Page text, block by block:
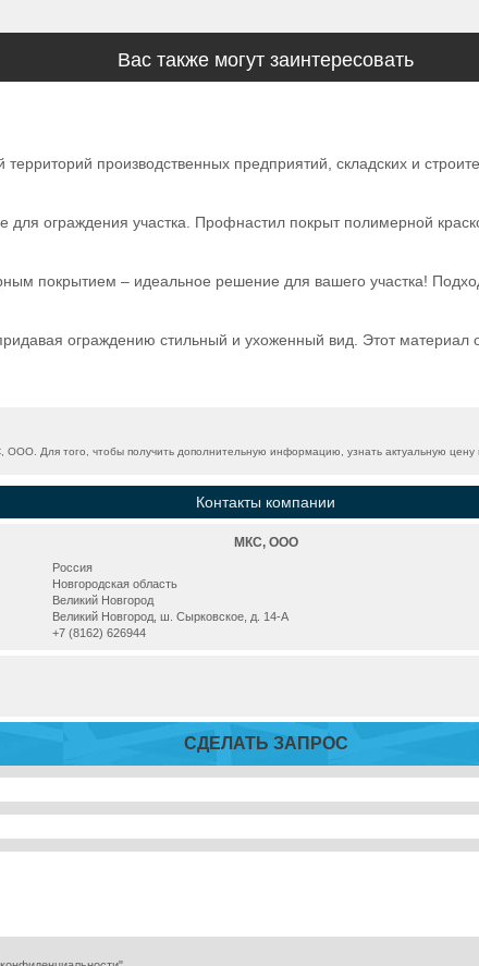
Вас также могут заинтересовать
производственных предприятий, складских и
ограждения участка. Профнастил покрыт полимерной
покрытием – идеальное решение для вашего участка!
ограждению стильный и ухоженный вид. Этот материал
Для того, чтобы получить дополнительную информацию, узнать актуальную цену
Контакты компании
МКС, ООО
Россия
Новгородская область
Великий Новгород
Великий Новгород, ш. Сырковское, д. 14-А
+7 (8162) 626944
СДЕЛАТЬ ЗАПРОС